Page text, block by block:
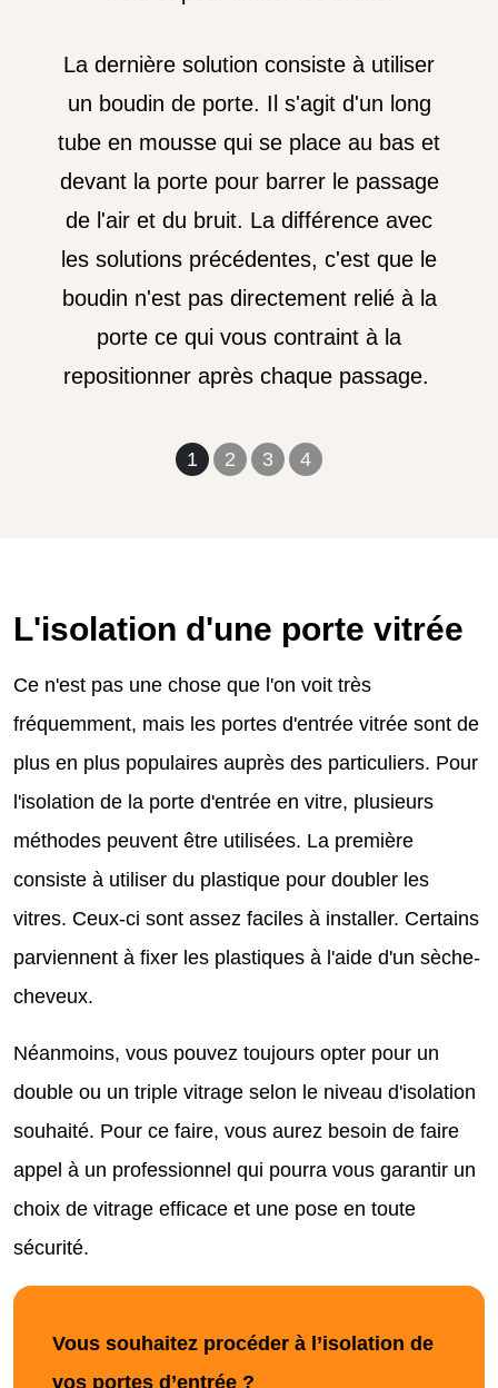
1 2 3 4
La dernière solution consiste à utiliser
un boudin de porte. Il s'agit d'un long
tube en mousse qui se place au bas et
devant la porte pour barrer le passage
de l'air et du bruit. La différence avec
les solutions précédentes, c'est que le
boudin n'est pas directement relié à la
porte ce qui vous contraint à la
repositionner après chaque passage.
L'isolation d'une porte vitrée
Ce n'est pas une chose que l'on voit très
fréquemment, mais les portes d'entrée vitrée sont de
plus en plus populaires auprès des particuliers. Pour
l'isolation de la porte d'entrée en vitre, plusieurs
méthodes peuvent être utilisées. La première
consiste à utiliser du plastique pour doubler les
vitres. Ceux-ci sont assez faciles à installer. Certains
parviennent à fixer les plastiques à l'aide d'un sèche-
cheveux.
Néanmoins, vous pouvez toujours opter pour un
double ou un triple vitrage selon le niveau d'isolation
souhaité. Pour ce faire, vous aurez besoin de faire
appel à un professionnel qui pourra vous garantir un
choix de vitrage efficace et une pose en toute
sécurité.
Vous souhaitez procéder à l’isolation de
vos portes d’entrée ?